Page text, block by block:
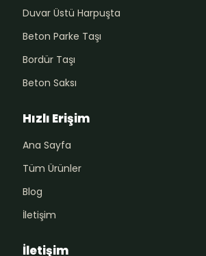
Duvar Üstü Harpuşta
Beton Parke Taşı
Bordür Taşı
Beton Saksı
Hızlı Erişim
Ana Sayfa
Tüm Ürünler
Blog
İletişim
İletişim